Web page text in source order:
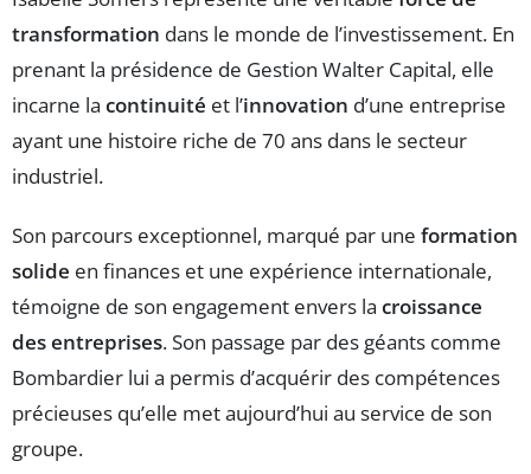
transformation dans le monde de l’investissement. En
prenant la présidence de Gestion Walter Capital, elle
incarne la continuité et l’innovation d’une entreprise
ayant une histoire riche de 70 ans dans le secteur
industriel.
Son parcours exceptionnel, marqué par une formation
solide en finances et une expérience internationale,
témoigne de son engagement envers la croissance
des entreprises. Son passage par des géants comme
Bombardier lui a permis d’acquérir des compétences
précieuses qu’elle met aujourd’hui au service de son
groupe.